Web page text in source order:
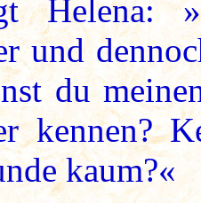
Helena:
und
du
kennen?
kaum?«